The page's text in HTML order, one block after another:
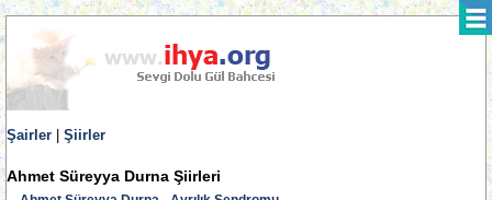
Şairler Şiirler
Ahmet Süreyya Durna Şiirleri